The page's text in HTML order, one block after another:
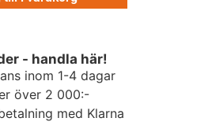
- handla här!
inom 1-4 dagar
över 2 000:-
med Klarna